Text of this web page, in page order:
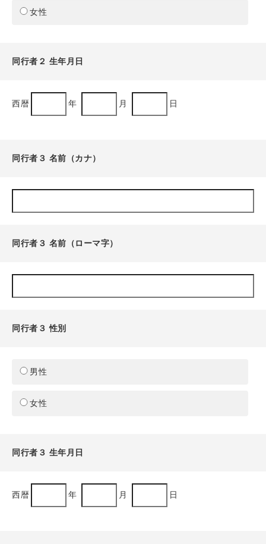
女性
同行者２ 生年月日
西暦 年 月 日
同行者３ 名前（カナ）
同行者３ 名前（ローマ字）
同行者３ 性別
男性
女性
同行者３ 生年月日
西暦 年 月 日